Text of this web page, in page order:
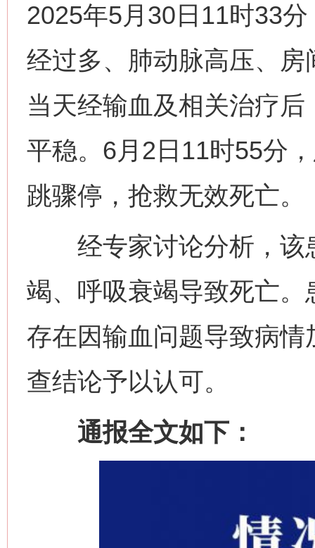
2025年5月30日11时33
经过多、肺动脉高压、房
当天经输血及相关治疗
平稳。6月2日11时55分
跳骤停，抢救无效死亡。
经专家讨论分析，该
竭、呼吸衰竭导致死亡
存在因输血问题导致病
查结论予以认可。
通报全文如下：